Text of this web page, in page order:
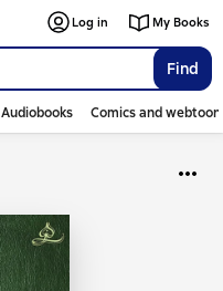
Find
Log in My Books
Audiobooks Comics and